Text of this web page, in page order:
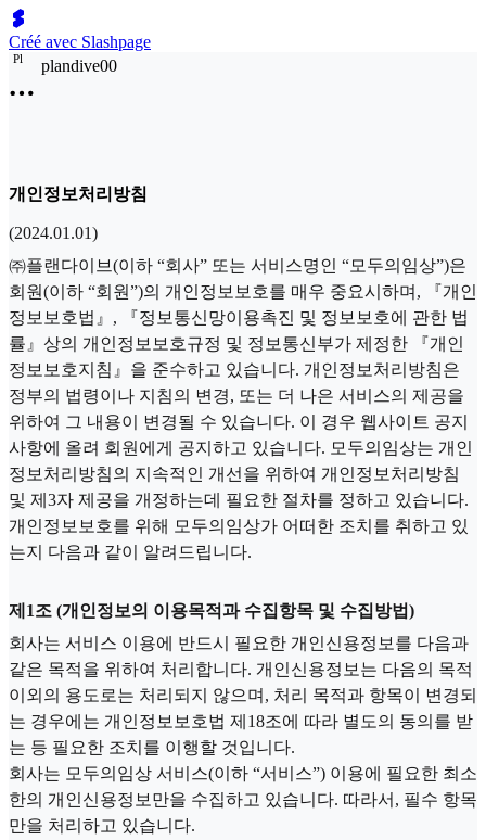
Créé avec Slashpage
Pl plandive00
개인정보처리방침
(2024.01.01)
㈜플랜다이브(이하 “회사” 또는 서비스명인 “모두의임상”)은
회원(이하 “회원”)의 개인정보보호를 매우 중요시하며, 『개인
정보보호법』, 『정보통신망이용촉진 및 정보보호에 관한 법
률』상의 개인정보보호규정 및 정보통신부가 제정한 『개인
정보보호지침』을 준수하고 있습니다. 개인정보처리방침은
정부의 법령이나 지침의 변경, 또는 더 나은 서비스의 제공을
위하여 그 내용이 변경될 수 있습니다. 이 경우 웹사이트 공지
사항에 올려 회원에게 공지하고 있습니다. 모두의임상는 개인
정보처리방침의 지속적인 개선을 위하여 개인정보처리방침
및 제3자 제공을 개정하는데 필요한 절차를 정하고 있습니다.
개인정보보호를 위해 모두의임상가 어떠한 조치를 취하고 있
는지 다음과 같이 알려드립니다.
제1조 (개인정보의 이용목적과 수집항목 및 수집방법)
회사는 서비스 이용에 반드시 필요한 개인신용정보를 다음과
같은 목적을 위하여 처리합니다. 개인신용정보는 다음의 목적
이외의 용도로는 처리되지 않으며, 처리 목적과 항목이 변경되
는 경우에는 개인정보보호법 제18조에 따라 별도의 동의를 받
는 등 필요한 조치를 이행할 것입니다.
회사는 모두의임상 서비스(이하 “서비스”) 이용에 필요한 최소
한의 개인신용정보만을 수집하고 있습니다. 따라서, 필수 항목
만을 처리하고 있습니다.